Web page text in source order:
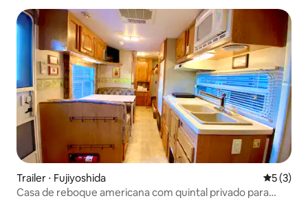
Trailer ⋅ Fujiyoshida 5 de
5 (3)
Casa de reboque americana com quintal privado para